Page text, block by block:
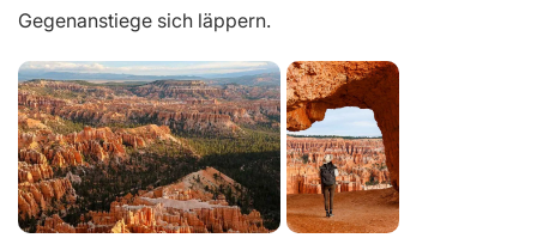
Gegenanstiege sich läppern.